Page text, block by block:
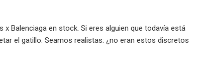
Balenciaga en stock. Si eres alguien que todavía está
el gatillo. Seamos realistas: ¿no eran estos discretos